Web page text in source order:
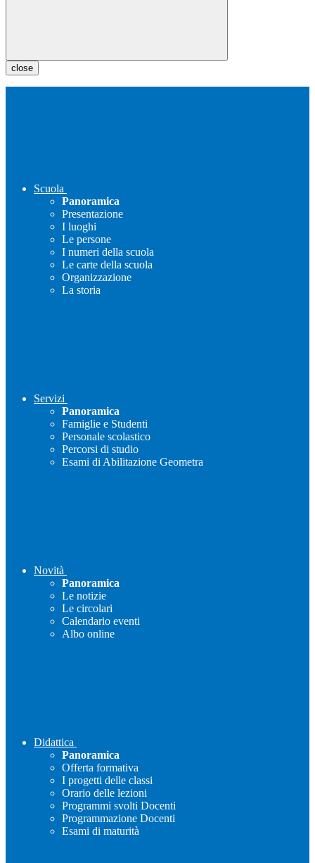
close
Scuola
Panoramica
Presentazione
I luoghi
Le persone
I numeri della scuola
Le carte della scuola
Organizzazione
La storia
Servizi
Panoramica
Famiglie e Studenti
Personale scolastico
Percorsi di studio
Esami di Abilitazione Geometra
Novità
Panoramica
Le notizie
Le circolari
Calendario eventi
Albo online
Didattica
Panoramica
Offerta formativa
I progetti delle classi
Orario delle lezioni
Programmi svolti Docenti
Programmazione Docenti
Esami di maturità